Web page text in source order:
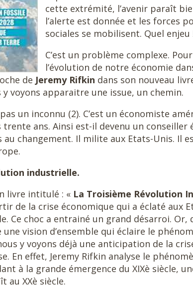
cette extrémité, l’avenir paraît
l’alerte est donnée et les forces
sociales se mobilisent. Quel enjeu
C’est un problème complexe.
l’évolution de notre économie
de Jeremy Rifkin dans son nouveau
y voyons apparaitre une issue, un chemin.
un inconnu (2). C’est un économiste
ans. Ainsi est-il devenu un conseiller
changement. Il milite aux Etats-Unis. Il
industrielle.
livre intitulé : « La Troisième Révolution
de la crise économique qui a éclaté aux
Ce choc a entrainé un grand désarroi. Or,
vision d’ensemble qui éclaire le
y voyons déjà une anticipation de la
En effet, Jeremy Rifkin analyse le
à la grande émergence du XIXè siècle,
au XXè siècle.